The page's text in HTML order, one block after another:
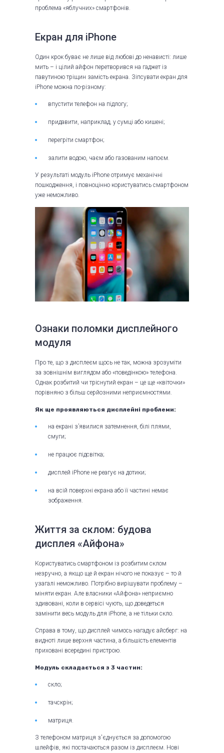
проблема «яблучних» смартфонів.
Екран для iPhone
Один крок буває не лише від любові до ненависті: лише
мить – і цілий айфон перетворився на гаджет із
павутиною тріщин замість екрана. Зіпсувати екран для
iPhone можна по-різному:
впустити телефон на підлогу;
придавити, наприклад, у сумці або кишені;
перегріти смартфон;
залити водою, чаєм або газованим напоєм.
У результаті модуль iPhone отримує механічні
пошкодження, і повноцінно користуватись смартфоном
уже неможливо.
Ознаки поломки дисплейного
модуля
Про те, що з дисплеєм щось не так, можна зрозуміти
за зовнішнім виглядом або «поведінкою» телефона.
Однак розбитий чи тріснутий екран – це ще «квіточки»
порівняно з більш серйозними неприємностями.
Як ще проявляються дисплейні проблеми:
на екрані з’явилися затемнення, білі плями,
смуги;
не працює підсвітка;
дисплей iPhone не реагує на дотики;
на всій поверхні екрана або її частині немає
зображення.
Життя за склом: будова
дисплея «Айфона»
Користуватись смартфоном із розбитим склом
незручно, а якщо ще й екран нічого не показує – то й
узагалі неможливо. Потрібно вирішувати проблему –
міняти екран. Але власники «Айфона» неприємно
здивовані, коли в сервісі чують, що доведеться
замінити весь модуль для iPhone, а не тільки скло.
Справа в тому, що дисплей чимось нагадує айсберг: на
видноті лише верхня частина, а більшість елементів
приховані всередині пристрою.
Модуль складається з 3 частин:
скло;
тачскрін;
матриця.
З телефоном матриця з'єднується за допомогою
шлейфів, які постачаються разом із дисплеєм. Нові